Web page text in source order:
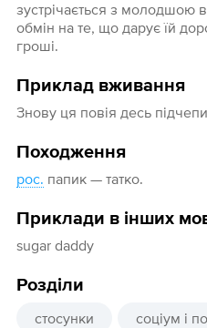
зустрічається з молодшою
обмін на те, що дарує їй
гроші.
Приклад вживання
Знову ця повія десь
Походження
рос. папик — татко.
Приклади в інших
sugar daddy
Розділи
стосунки соціум і